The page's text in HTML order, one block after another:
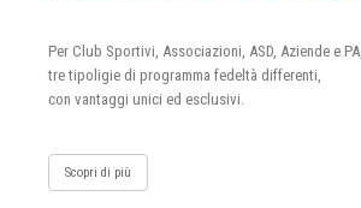
Per Club Sportivi, Associazioni, ASD, Aziende e PA,
tre tipoligie di programma fedeltà differenti,
con vantaggi unici ed esclusivi.
Scopri di più